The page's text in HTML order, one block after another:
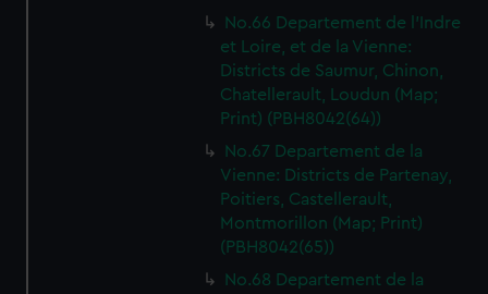
No.66 Departement de l'Indre
et Loire, et de la Vienne:
Districts de Saumur, Chinon,
Chatellerault, Loudun (Map;
Print) (PBH8042(64))
No.67 Departement de la
Vienne: Districts de Partenay,
Poitiers, Castellerault,
Montmorillon (Map; Print)
(PBH8042(65))
No.68 Departement de la